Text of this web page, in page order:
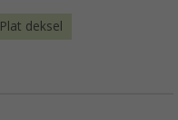
Plat deksel